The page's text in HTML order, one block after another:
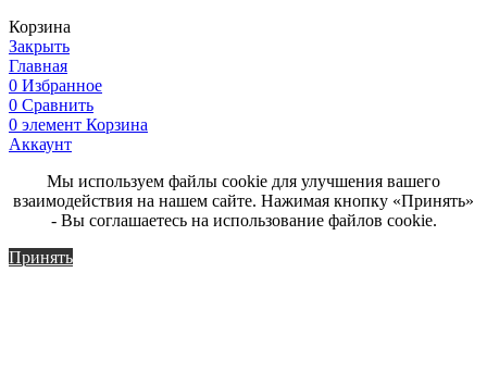
Корзина
Закрыть
Главная
0 Избранное
0 Сравнить
0 элемент Корзина
Аккаунт
Мы используем файлы cookie для улучшения вашего
взаимодействия на нашем сайте. Нажимая кнопку «Принять»
- Вы соглашаетесь на использование файлов cookie.
Принять